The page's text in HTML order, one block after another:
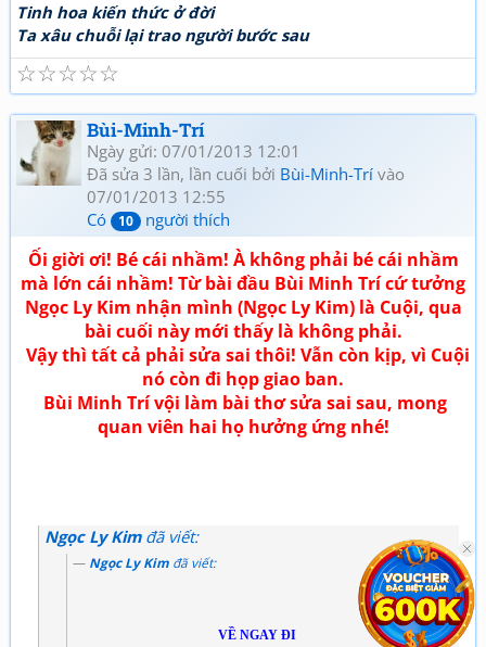
Tinh hoa kiến thức ở đời
Ta xâu chuỗi lại trao người bước sau
☆
☆
☆
☆
☆
Bùi-Minh-Trí
Ngày gửi: 07/01/2013 12:01
Đã sửa 3 lần, lần cuối bởi Bùi-Minh-Trí vào
07/01/2013 12:55
Có
10 người thích
Ối giời ơi! Bé cái nhầm! À không phải bé cái nhầm
mà lớn cái nhầm! Từ bài đầu Bùi Minh Trí cứ tưởng
Ngọc Ly Kim nhận mình (Ngọc Ly Kim) là Cuội, qua
bài cuối này mới thấy là không phải.
Vậy thì tất cả phải sửa sai thôi! Vẫn còn kịp, vì Cuội
nó còn đi họp giao ban.
Bùi Minh Trí vội làm bài thơ sửa sai sau, mong
quan viên hai họ hưởng ứng nhé!
Ngọc Ly Kimđã viết:
Ngọc Ly Kim đã viết:
VỀ NGAY ĐI